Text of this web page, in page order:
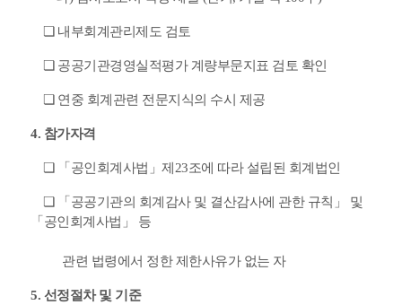
❏ 내부회계관리제도 검토
❏ 공공기관경영실적평가 계량부문지표 검토 확인
❏ 연중 회계관련 전문지식의 수시 제공
4. 참가자격
❏ 「공인회계사법」제23조에 따라 설립된 회계법인
❏
「공공기관의 회계감사 및 결산감사에 관한 규칙」 및
「공인회계사법」 등
관련 법령에서 정한 제한사유가 없는 자
5. 선정절차 및 기준